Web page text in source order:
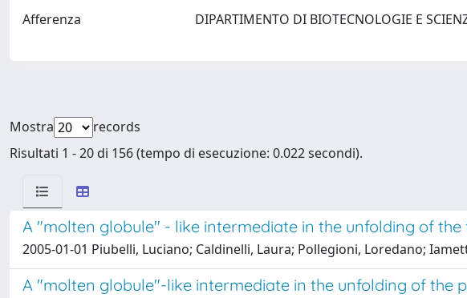
Afferenza DIPARTIMENTO DI BIOTECNOLOGIE E
Mostra
records
Risultati 1 - 20 di 156 (tempo di esecuzione: 0.022 secondi).
A "molten globule" - like intermediate in the unfolding of
2005-01-01 Piubelli, Luciano; Caldinelli, Laura; Pollegioni, Loredano;
A "molten globule"-like intermediate in the unfolding of the